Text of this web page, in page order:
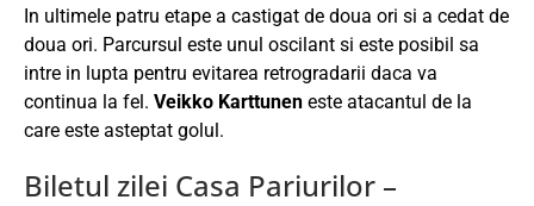
In ultimele patru etape a castigat de doua ori si a cedat de
doua ori. Parcursul este unul oscilant si este posibil sa
intre in lupta pentru evitarea retrogradarii daca va
continua la fel. Veikko Karttunen este atacantul de la
care este asteptat golul.
Biletul zilei Casa Pariurilor –